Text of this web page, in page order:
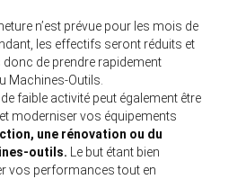
n’est prévue pour les mois de
les effectifs seront réduits et
de prendre rapidement
Machines-Outils.
faible activité peut également être
moderniser vos équipements
une rénovation ou du
outils. Le but étant bien
vos performances tout en